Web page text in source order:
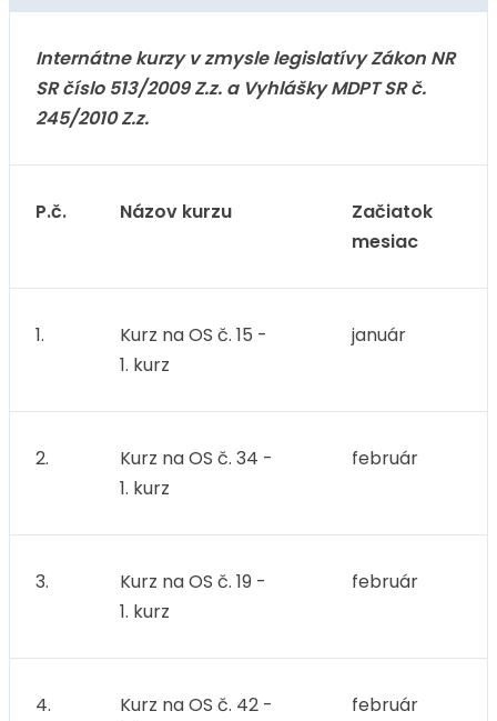
Internátne kurzy v zmysle legislatívy Zákon NR
SR číslo 513/2009 Z.z. a Vyhlášky MDPT SR č.
245/2010 Z.z.
P.č. Názov kurzu
Začiatok
mesiac
1.
Kurz na OS č. 15 -
1. kurz
január
2.
Kurz na OS č. 34 -
1. kurz
február
3.
Kurz na OS č. 19 -
1. kurz
február
4.
Kurz na OS č. 42 -
február